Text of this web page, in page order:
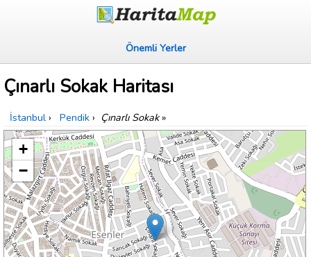
Önemli Yerler
Çınarlı Sokak Haritası
İstanbul › Pendik › Çınarlı Sokak»
+
−